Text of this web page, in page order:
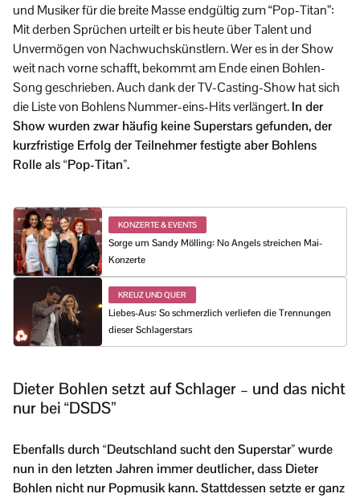
und Musiker für die breite Masse endgültig zum “Pop-Titan”:
Mit derben Sprüchen urteilt er bis heute über Talent und
Unvermögen von Nachwuchskünstlern. Wer es in der Show
weit nach vorne schafft, bekommt am Ende einen Bohlen-
Song geschrieben. Auch dank der TV-Casting-Show hat sich
die Liste von Bohlens Nummer-eins-Hits verlängert.In der
Show wurden zwar häufig keine Superstars gefunden, der
kurzfristige Erfolg der Teilnehmer festigte aber Bohlens
Rolle als “Pop-Titan”.
KONZERTE & EVENTS
Sorge um Sandy Mölling: No Angels streichen Mai-
Konzerte
KREUZ UND QUER
Liebes-Aus: So schmerzlich verliefen die Trennungen
dieser Schlagerstars
Dieter Bohlen setzt auf Schlager – und das nicht
nur bei “DSDS”
Ebenfalls durch “Deutschland sucht den Superstar” wurde
nun in den letzten Jahren immer deutlicher, dass Dieter
Bohlen nicht nur Popmusik kann. Stattdessen setzte er ganz